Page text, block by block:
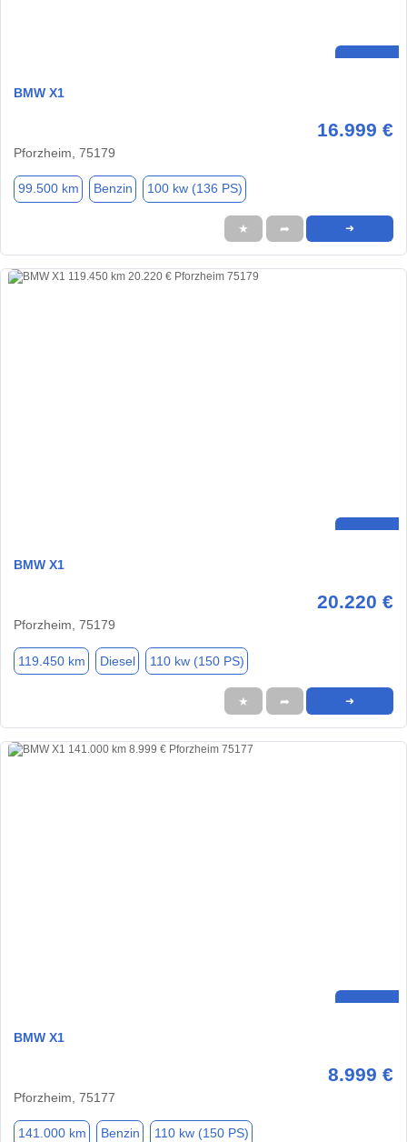
BMW X1
16.999 €
Pforzheim, 75179
99.500 km Benzin 100 kw (136 PS)
★ ➦ ➜
BMW X1
20.220 €
Pforzheim, 75179
119.450 km Diesel 110 kw (150 PS)
★ ➦ ➜
BMW X1
8.999 €
Pforzheim, 75177
141.000 km Benzin 110 kw (150 PS)